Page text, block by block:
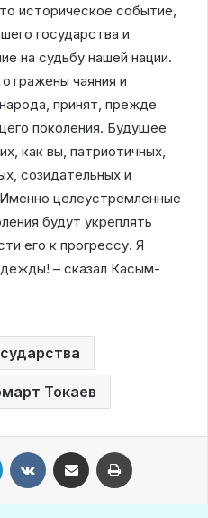
историческое событие,
государства и
на судьбу нашей нации.
чаяния и
принят, прежде
поколения. Будущее
как вы, патриотичных,
созидательных и
целеустремленные
будут укреплять
его к прогрессу. Я
– сказал Касым-
Токаев